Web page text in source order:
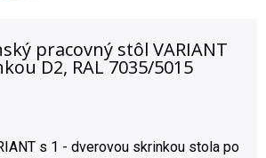
pracovný stôl VARIANT
D2, RAL 7035/5015
s 1 - dverovou skrinkou stola po